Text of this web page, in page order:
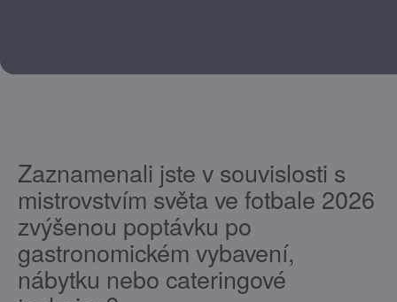
Zaznamenali jste v souvislosti s
mistrovstvím světa ve fotbale 2026
zvýšenou poptávku po
gastronomickém vybavení,
nábytku nebo cateringové